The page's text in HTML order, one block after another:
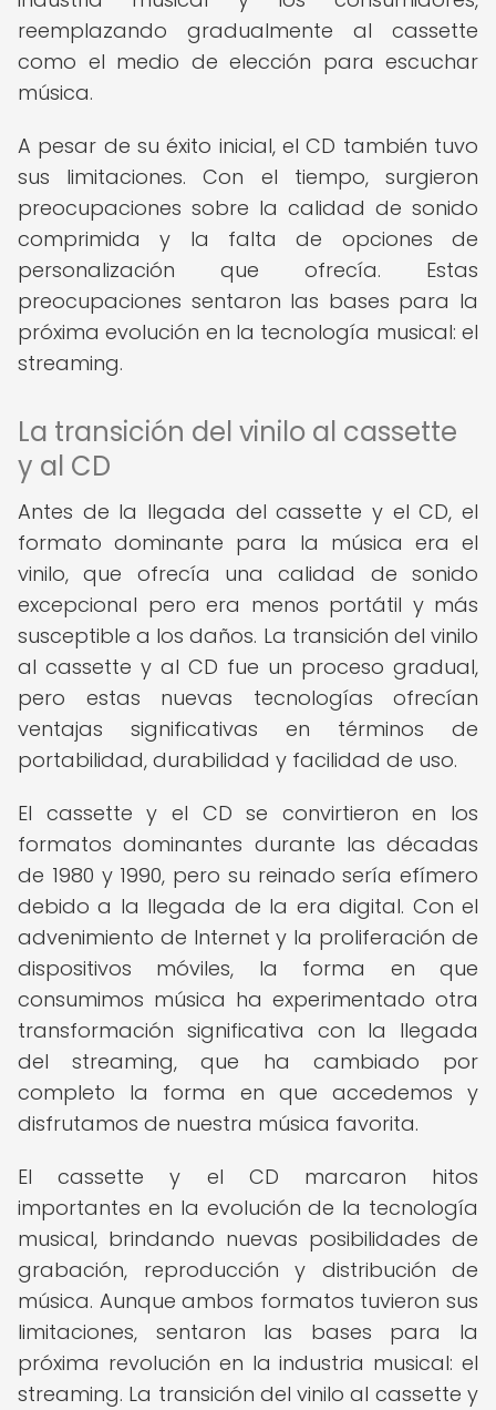
reemplazando gradualmente al cassette
como el medio de elección para escuchar
música.
A pesar de su éxito inicial, el CD también tuvo
sus limitaciones. Con el tiempo, surgieron
preocupaciones sobre la calidad de sonido
comprimida y la falta de opciones de
personalización que ofrecía. Estas
preocupaciones sentaron las bases para la
próxima evolución en la tecnología musical: el
streaming.
La transición del vinilo al cassette
y al CD
Antes de la llegada del cassette y el CD, el
formato dominante para la música era el
vinilo, que ofrecía una calidad de sonido
excepcional pero era menos portátil y más
susceptible a los daños. La transición del vinilo
al cassette y al CD fue un proceso gradual,
pero estas nuevas tecnologías ofrecían
ventajas significativas en términos de
portabilidad, durabilidad y facilidad de uso.
El cassette y el CD se convirtieron en los
formatos dominantes durante las décadas
de 1980 y 1990, pero su reinado sería efímero
debido a la llegada de la era digital. Con el
advenimiento de Internet y la proliferación de
dispositivos móviles, la forma en que
consumimos música ha experimentado otra
transformación significativa con la llegada
del streaming, que ha cambiado por
completo la forma en que accedemos y
disfrutamos de nuestra música favorita.
El cassette y el CD marcaron hitos
importantes en la evolución de la tecnología
musical, brindando nuevas posibilidades de
grabación, reproducción y distribución de
música. Aunque ambos formatos tuvieron sus
limitaciones, sentaron las bases para la
próxima revolución en la industria musical: el
streaming. La transición del vinilo al cassette y